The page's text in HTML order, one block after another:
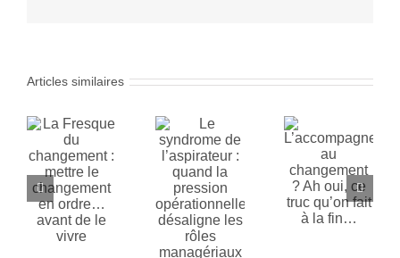
Articles similaires
syndrome
de
l’aspirateur
: quand la
pression
opérationnelle
L’accompagnement
au
changement
? Ah oui,
ce truc
qu’on fait
à la fin…